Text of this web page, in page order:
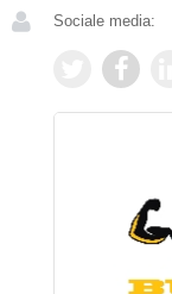
Sociale media: